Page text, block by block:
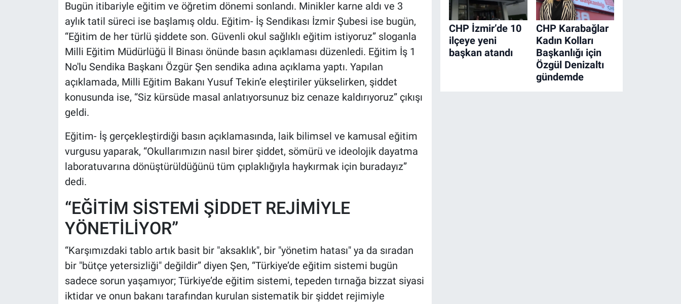
Bugün itibariyle eğitim ve öğretim dönemi sonlandı. Minikler karne aldı ve 3
aylık tatil süreci ise başlamış oldu. Eğitim- İş Sendikası İzmir Şubesi ise bugün,
“Eğitim de her türlü şiddete son. Güvenli okul sağlıklı eğitim istiyoruz” sloganla
Milli Eğitim Müdürlüğü İl Binası önünde basın açıklaması düzenledi. Eğitim İş 1
No'lu Sendika Başkanı Özgür Şen sendika adına açıklama yaptı. Yapılan
açıklamada, Milli Eğitim Bakanı Yusuf Tekin’e eleştiriler yükselirken, şiddet
konusunda ise, “Siz kürsüde masal anlatıyorsunuz biz cenaze kaldırıyoruz” çıkışı
geldi.
Eğitim- İş gerçekleştirdiği basın açıklamasında, laik bilimsel ve kamusal eğitim
vurgusu yaparak, “Okullarımızın nasıl birer şiddet, sömürü ve ideolojik dayatma
laboratuvarına dönüştürüldüğünü tüm çıplaklığıyla haykırmak için buradayız”
dedi.
“EĞİTİM SİSTEMİ ŞİDDET REJİMİYLE
YÖNETİLİYOR”
“Karşımızdaki tablo artık basit bir "aksaklık", bir "yönetim hatası" ya da sıradan
bir "bütçe yetersizliği" değildir” diyen Şen, “Türkiye’de eğitim sistemi bugün
sadece sorun yaşamıyor; Türkiye’de eğitim sistemi, tepeden tırnağa bizzat siyasi
iktidar ve onun bakanı tarafından kurulan sistematik bir şiddet rejimiyle
CHP İzmir’de 10
ilçeye yeni
başkan atandı
CHP Karabağlar
Kadın Kolları
Başkanlığı için
Özgül Denizaltı
gündemde